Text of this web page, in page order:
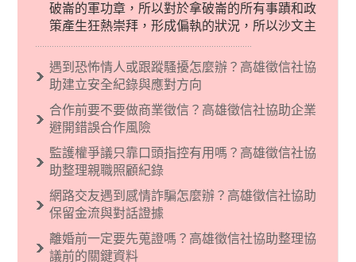
破崙的軍功章，所以對於拿破崙的所有事蹟和政
策產生狂熱崇拜，形成偏執的狀況，所以沙文主
義後來就被拿來暗指偏見和歧視，而且有沙文主
義傾向的人，通常對於自己的國家和民族有超強
烈的卓越感，因而瞧不起其他國家的人，所以沙
現了男性沙文…
遇到恐怖情人或跟蹤騷擾怎麼辦？高雄徵信社協
助建立安全紀錄與應對方向
合作前要不要做商業徵信？高雄徵信社協助企業
避開錯誤合作風險
監護權爭議只靠口頭指控有用嗎？高雄徵信社協
助整理親職照顧紀錄
網路交友遇到感情詐騙怎麼辦？高雄徵信社協助
保留金流與對話證據
離婚前一定要先蒐證嗎？高雄徵信社協助整理協
議前的關鍵資料